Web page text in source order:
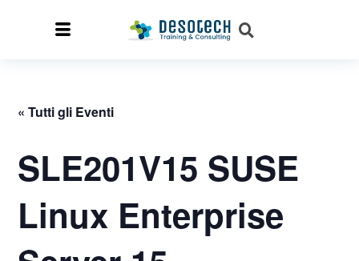
« Tutti gli Eventi
SLE201V15 SUSE
Linux Enterprise